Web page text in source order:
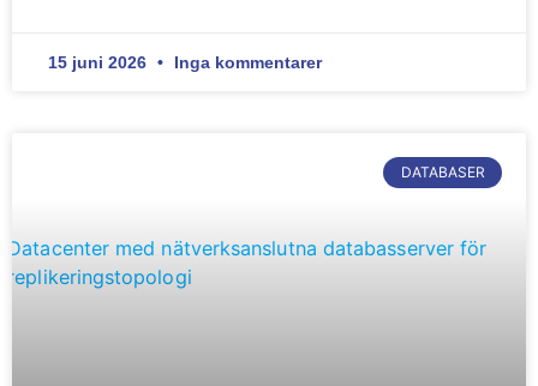
15 juni 2026 Inga kommentarer
DATABASER